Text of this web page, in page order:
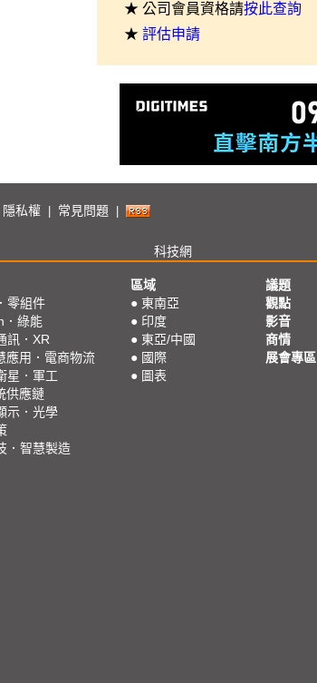
★ 公司會員資格請按此查詢
★ 評估申請
隱私權 常見問題
科技網
零組件
．綠能
訊．XR
應用．電商物流
星．軍工
供應鏈
示．光學
．智慧製造
區域
● 東南亞
● 印度
● 東亞/中國
● 國際
● 圖表
議題
觀點
影音
商情
展會專區